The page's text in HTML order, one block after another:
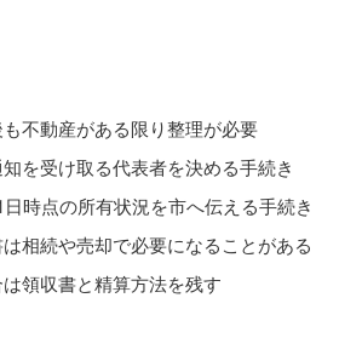
不動産がある限り整理が必要
を受け取る代表者を決める手続き
時点の所有状況を市へ伝える手続き
相続や売却で必要になることがある
領収書と精算方法を残す